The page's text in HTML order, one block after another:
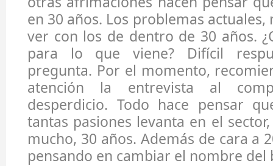
en 30 años. Los problemas
ver con los de dentro de 30 años.
para lo que viene? Difícil
pregunta. Por el momento,
atención la entrevista al
desperdicio. Todo hace pensar
tantas pasiones levanta en el
mucho, 30 años. Además de cara a
pensando en cambiar el nombre del